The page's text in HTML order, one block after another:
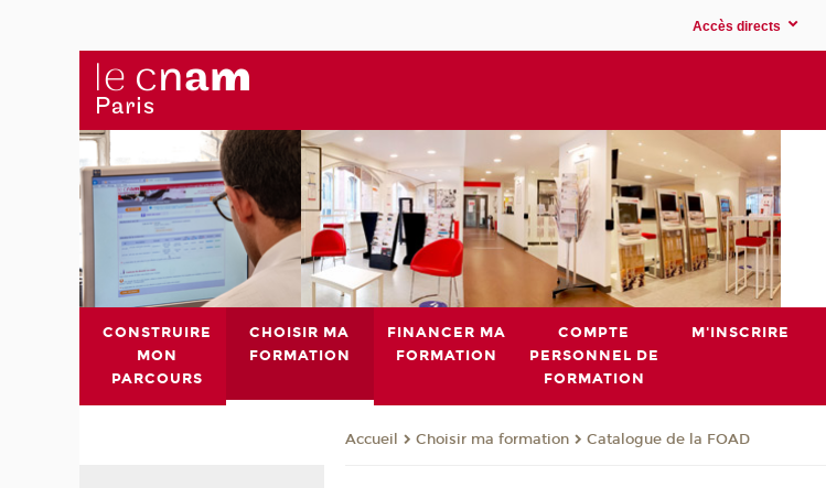
Accès directs
CONSTRUIRE
MON
PARCOURS
CHOISIR MA
FORMATION
FINANCER MA
FORMATION
COMPTE
PERSONNEL DE
FORMATION
M'INSCRIRE
Accueil Choisir ma formation Catalogue de la FOAD